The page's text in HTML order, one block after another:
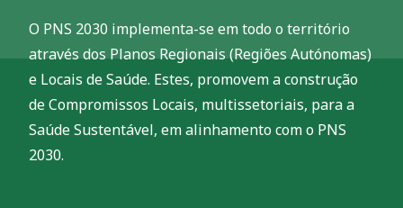
O PNS 2030 implementa-se em todo o território
através dos Planos Regionais (Regiões Autónomas)
e Locais de Saúde. Estes, promovem a construção
de Compromissos Locais, multissetoriais, para a
Saúde Sustentável, em alinhamento com o PNS
2030.